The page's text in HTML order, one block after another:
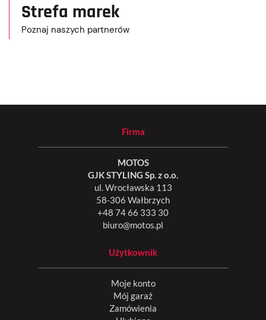
Strefa marek
Poznaj naszych partnerów
Firma
MOTOS
GJK STYLING Sp. z o.o.
ul. Wrocławska 113
58-306 Wałbrzych
+48 74 66 333 30
biuro@motos.pl
Użytkownik
Moje konto
Mój garaż
Zamówienia